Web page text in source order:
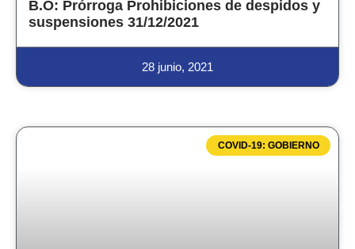
B.O: Prórroga Prohibiciones de despidos y
suspensiones 31/12/2021
28 junio, 2021
COVID-19: GOBIERNO